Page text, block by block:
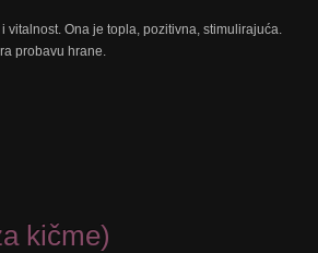
Ona je topla, pozitivna, stimulirajuća.
probavu hrane.
kičme)